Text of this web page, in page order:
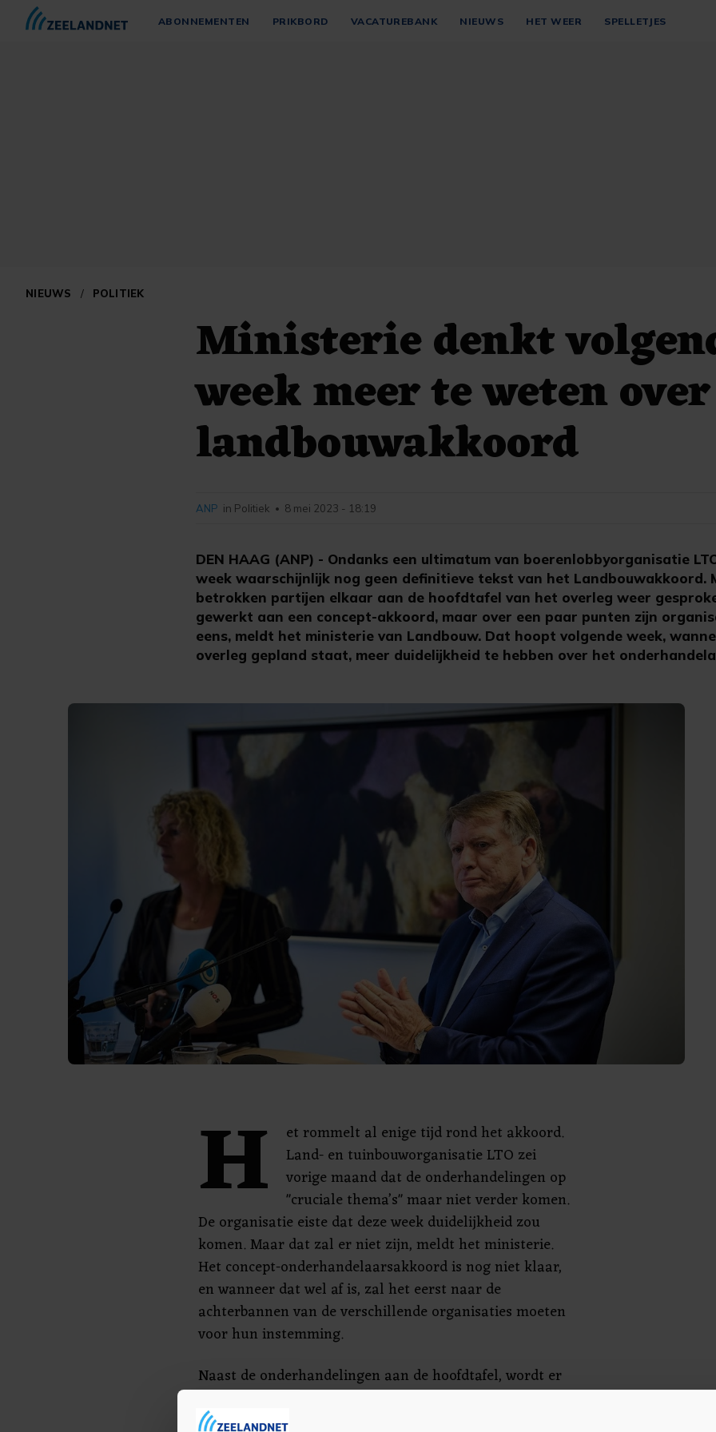
ABONNEMENTEN PRIKBORD VACATUREBANK NIEUWS HET WEER SPELLETJES
NIEUWS / POLITIEK
Ministerie denkt
week meer te weten over
landbouwakkoord
DEN HAAG (ANP) - Ondanks een ultimatum van boerenlobbyorganisatie
week waarschijnlijk nog geen definitieve tekst van het Landbouwakkoord.
betrokken partijen elkaar aan de hoofdtafel van het overleg weer
gewerkt aan een concept-akkoord, maar over een paar punten zijn
eens, meldt het ministerie van Landbouw. Dat hoopt volgende week,
overleg gepland staat, meer duidelijkheid te hebben over het
ANP in Politiek • 8 mei 2023 - 18:19
H
et rommelt al enige tijd rond het akkoord.
Land- en tuinbouworganisatie LTO zei
vorige maand dat de onderhandelingen op
"cruciale thema’s" maar niet verder komen.
De organisatie eiste dat deze week duidelijkheid zou
komen. Maar dat zal er niet zijn, meldt het ministerie.
Het concept-onderhandelaarsakkoord is nog niet klaar,
en wanneer dat wel af is, zal het eerst naar de
achterbannen van de verschillende organisaties moeten
voor hun instemming.
Naast de onderhandelingen aan de hoofdtafel, wordt er
ook één op één overlegd over gevoelige onderwerpen.
Daarbij gaat het onder meer over de afspraken rond mest